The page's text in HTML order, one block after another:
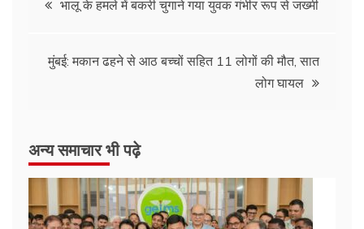
भालू के हमले में बकरी चुगाने गया युवक गंभीर रूप से जख्मी
मुंबई: मकान ढहने से आठ बच्चों सहित 11 लोगों की मौत, सात
लोग घायल
अन्य समाचार भी पढ़े